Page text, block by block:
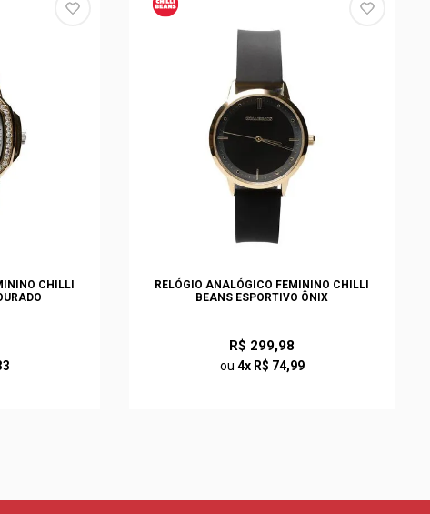
CHILLI
RELÓGIO ANALÓGICO FEMININO CHILLI
BEANS ESPORTIVO ÔNIX
R$ 299,98
ou 4x R$ 74,99